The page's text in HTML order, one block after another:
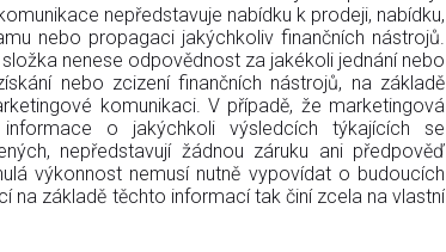
nepředstavuje nabídku k prodeji, nabídku,
nebo propagaci jakýchkoliv finančních nástrojů.
nenese odpovědnost za jakékoli jednání nebo
nebo zcizení finančních nástrojů, na základě
komunikaci. V případě, že marketingová
o jakýchkoli výsledcích týkajících se
nepředstavují žádnou záruku ani předpověď
výkonnost nemusí nutně vypovídat o budoucích
na základě těchto informací tak činí zcela na vlastní